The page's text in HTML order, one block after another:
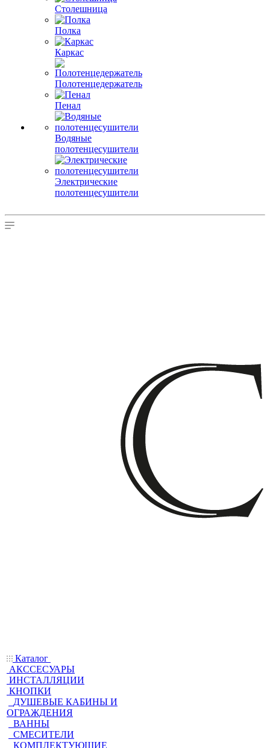
Столешница
Полка
Каркас
Полотенцедержатель
Пенал
Водяные
полотенцесушители
Электрические
полотенцесушители
Каталог
АКССЕСУАРЫ
ИНСТАЛЛЯЦИИ
КНОПКИ
ДУШЕВЫЕ КАБИНЫ И
ОГРАЖДЕНИЯ
ВАННЫ
СМЕСИТЕЛИ
КОМПЛЕКТУЮЩИЕ